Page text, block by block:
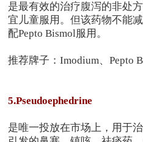
是最有效的治疗腹泻的非处
宜儿童服用。但该药物不能
配Pepto Bismol服用。
推荐牌子：Imodium、Pepto
5.Pseudoephedrine
是唯一投放在市场上，用于